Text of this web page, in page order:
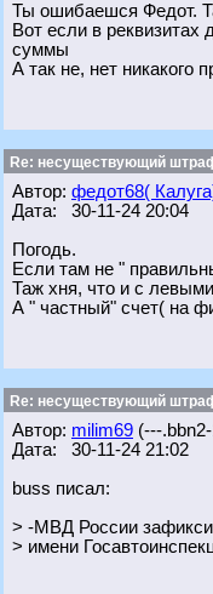
Ты ошибаешся Федот.
Вот если в
суммы
А так не, нет никакого
Re: несуществующий
Автор: федот68(
Дата: 30-11-24 20:04
Погодь.
Если там не "
Таж хня, что и с
А " частный" счет( на
Re: несуществующий
Автор: milim69 (---
Дата: 30-11-24 21:02
buss писал:
> -МВД России
> имени